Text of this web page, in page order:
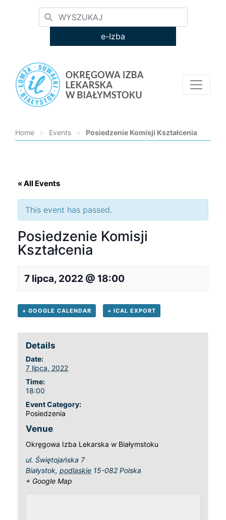
e-Izba
Home > Events > Posiedzenie Komisji Kształcenia
« All Events
This event has passed.
Posiedzenie Komisji
Kształcenia
7 lipca, 2022 @ 18:00
+ GOOGLE CALENDAR + ICAL EXPORT
Details
Date:
7 lipca, 2022
Time:
18:00
Event Category:
Posiedzenia
Venue
Okręgowa Izba Lekarska w Białymstoku
ul. Świętojańska 7
Białystok, podlaskie 15-082 Polska
+ Google Map